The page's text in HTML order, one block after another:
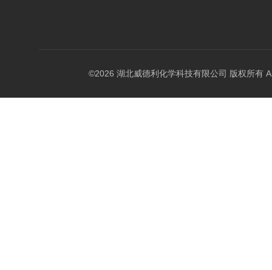
©2026 湖北威德利化学科技有限公司 版权所有